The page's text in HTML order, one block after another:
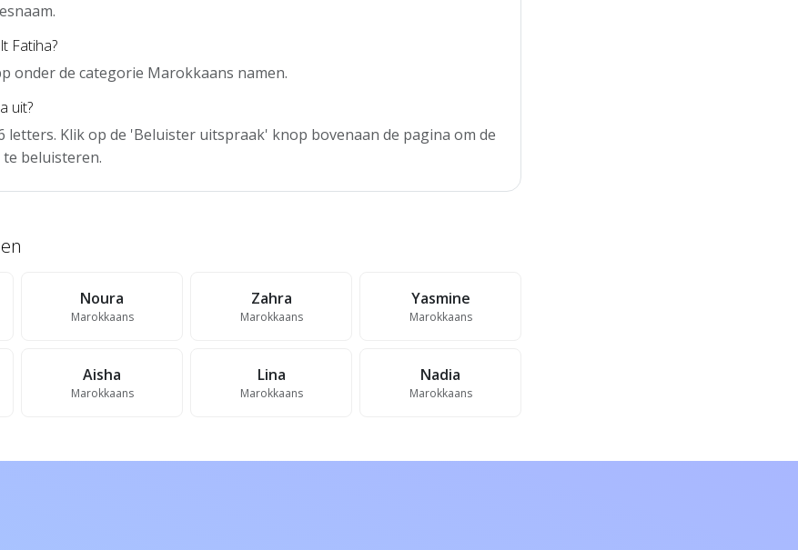
Fatiha?
onder de categorie Marokkaans namen.
uit?
letters. Klik op de 'Beluister uitspraak' knop bovenaan de pagina om de
beluisteren.
Noura
Marokkaans
Zahra
Marokkaans
Yasmine
Marokkaans
Aisha
Marokkaans
Lina
Marokkaans
Nadia
Marokkaans